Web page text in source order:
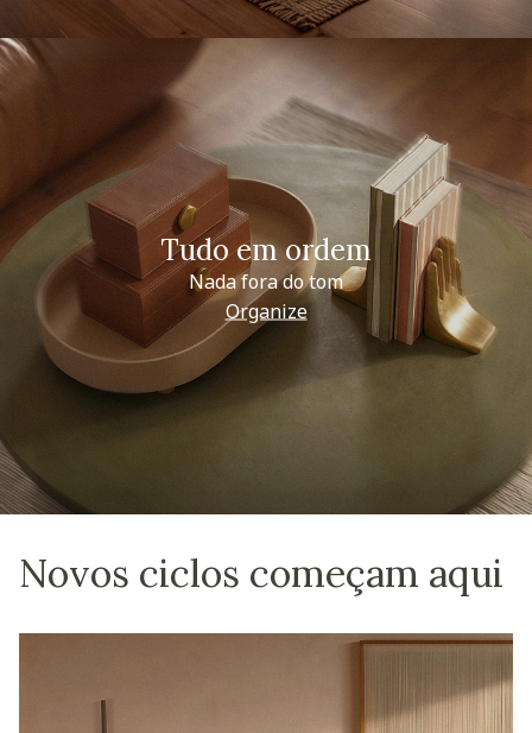
Tudo em ordem
Nada fora do tom
Organize
Novos ciclos começam aqui